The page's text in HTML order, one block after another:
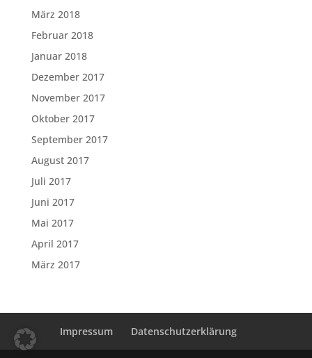
März 2018
Februar 2018
Januar 2018
Dezember 2017
November 2017
Oktober 2017
September 2017
August 2017
Juli 2017
Juni 2017
Mai 2017
April 2017
März 2017
Impressum Datenschutzerklärung